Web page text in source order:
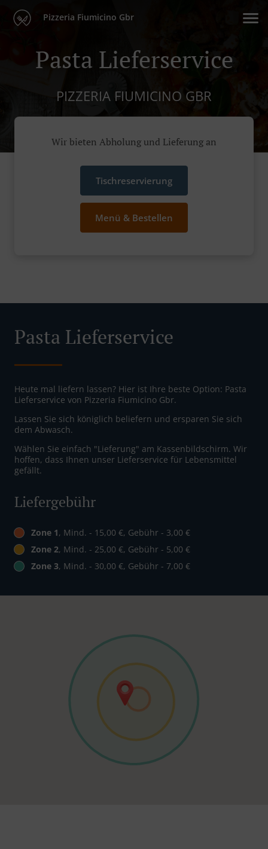
Pizzeria Fiumicino Gbr
Pasta Lieferservice
PIZZERIA FIUMICINO GBR
Wir bieten Abholung und Lieferung an
Tischreservierung
Menü & Bestellen
Pasta Lieferservice
Heute mal liefern lassen? Hier ist Ihre beste Option: Pasta
Lieferservice von Pizzeria Fiumicino Gbr.
Lassen Sie sich königlich beliefern und ersparen Sie sich
dem Abwasch.
Wählen Sie einfach "Lieferung" am Kassenbildschirm. Wir
hoffen, dass Ihnen unser Lieferservice für Lebensmittel
gefällt.
Liefergebühr
Zone 1, Mind. - 15,00 €, Gebühr - 3,00 €
Zone 2, Mind. - 25,00 €, Gebühr - 5,00 €
Zone 3, Mind. - 30,00 €, Gebühr - 7,00 €